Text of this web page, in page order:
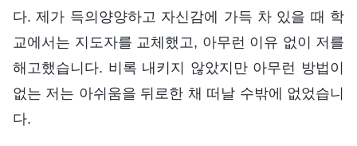
다. 제가 득의양양하고 자신감에 가득 차 있을 때 학
교에서는 지도자를 교체했고, 아무런 이유 없이 저를
해고했습니다. 비록 내키지 않았지만 아무런 방법이
없는 저는 아쉬움을 뒤로한 채 떠날 수밖에 없었습니
다.